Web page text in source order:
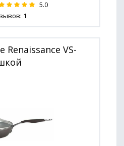
5.0
1
Renaissance VS-